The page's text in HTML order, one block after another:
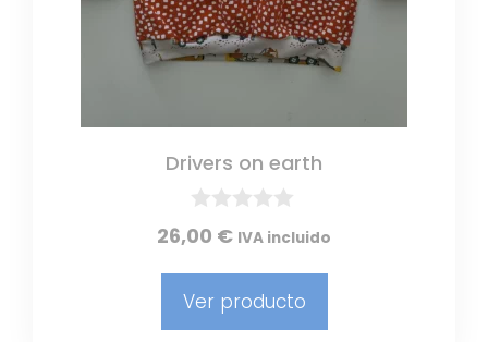
Drivers on earth
0
d
26,00 € IVA incluido
Ver producto